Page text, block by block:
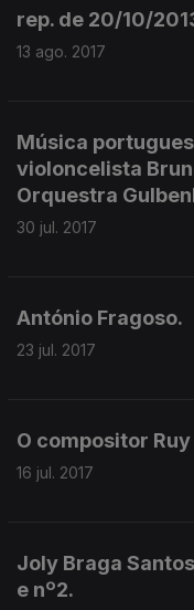
rep. de 20/10/
13 ago. 2017
Música
violoncelista
Orquestra
30 jul. 2017
António Fragoso.
23 jul. 2017
O compositor Ruy
16 jul. 2017
Joly Braga
e nº2.